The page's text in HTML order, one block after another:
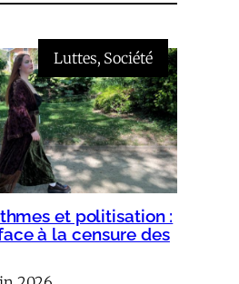
Luttes, Société
et politisation :
à la censure des